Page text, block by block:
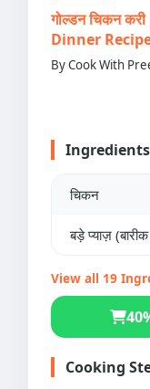
गोल्डन चिकन
Dinner
By Cook With
Ingredients
चिकन
बड़े प्याज़
View all 19
Cooking